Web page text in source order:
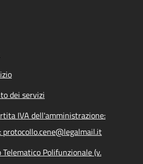
dei servizi
IVA dell'amministrazione:
Polifunzionale (v.